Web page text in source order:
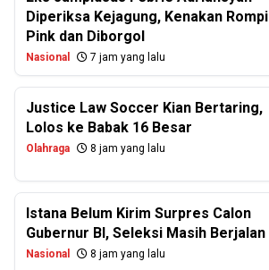
Diperiksa Kejagung, Kenakan Rompi
Pink dan Diborgol
Nasional 7 jam yang lalu
Justice Law Soccer Kian Bertaring,
Lolos ke Babak 16 Besar
Olahraga 8 jam yang lalu
Istana Belum Kirim Surpres Calon
Gubernur BI, Seleksi Masih Berjalan
Nasional 8 jam yang lalu